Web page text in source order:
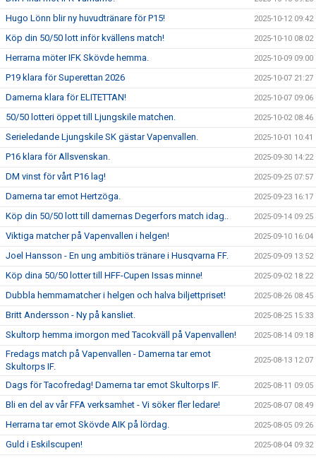
Hugo Lönn blir ny huvudtränare för P15! 2025-10-12 09:42
Köp din 50/50 lott inför kvällens match! 2025-10-10 08:02
Herrarna möter IFK Skövde hemma. 2025-10-09 09:00
P19 klara för Superettan 2026 2025-10-07 21:27
Damerna klara för ELITETTAN! 2025-10-07 09:06
50/50 lotteri öppet till Ljungskile matchen. 2025-10-02 08:46
Serieledande Ljungskile SK gästar Vapenvallen. 2025-10-01 10:41
P16 klara för Allsvenskan. 2025-09-30 14:22
DM vinst för vårt P16 lag! 2025-09-25 07:57
Damerna tar emot Hertzöga. 2025-09-23 16:17
Köp din 50/50 lott till damernas Degerfors match idag.. 2025-09-14 09:25
Viktiga matcher på Vapenvallen i helgen! 2025-09-10 16:04
Joel Hansson - En ung ambitiös tränare i Husqvarna FF. 2025-09-09 13:52
Köp dina 50/50 lotter till HFF-Cupen Issas minne! 2025-09-02 18:22
Dubbla hemmamatcher i helgen och halva biljettpriset! 2025-08-26 08:45
Britt Andersson - Ny på kansliet. 2025-08-25 15:33
Skultorp hemma imorgon med Tacokväll på Vapenvallen! 2025-08-14 09:18
Fredags match på Vapenvallen - Damerna tar emot
Skultorps IF.
2025-08-13 12:07
Dags för Tacofredag! Damerna tar emot Skultorps IF. 2025-08-11 09:05
Bli en del av vår FFA verksamhet - Vi söker fler ledare! 2025-08-07 08:49
Herrarna tar emot Skövde AIK på lördag. 2025-08-05 09:26
Guld i Eskilscupen! 2025-08-04 09:32